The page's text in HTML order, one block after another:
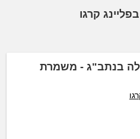
קרגו
בנתב"ג - משמרת